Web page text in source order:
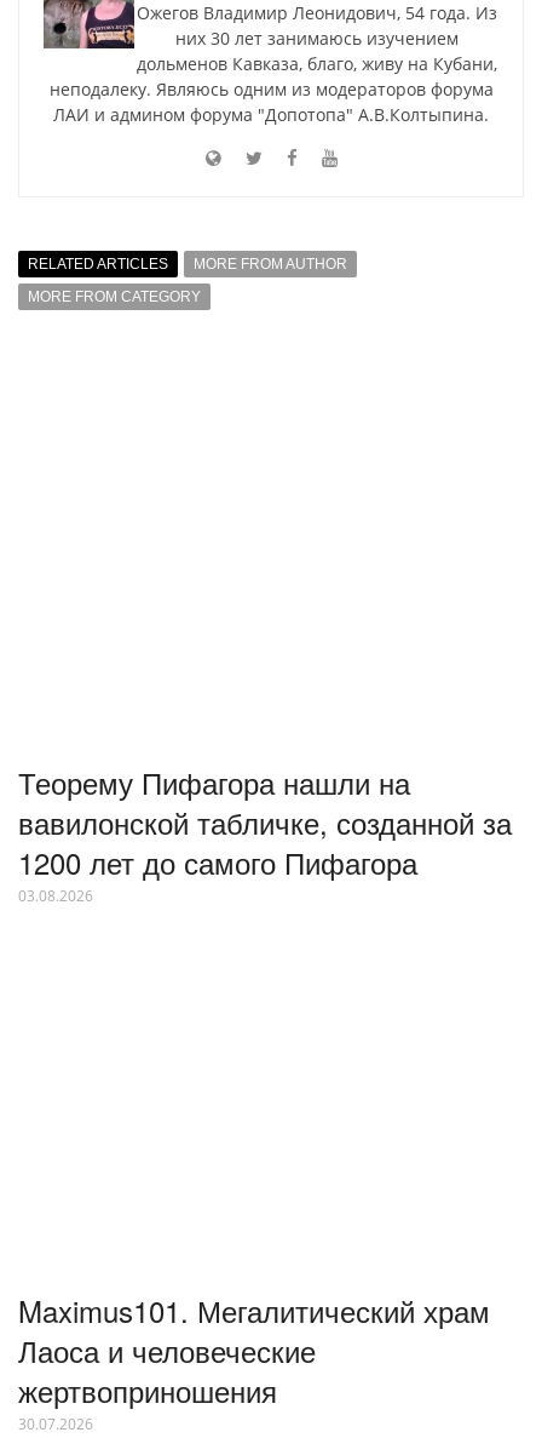
Ожегов Владимир Леонидович, 54 года. Из
них 30 лет занимаюсь изучением
дольменов Кавказа, благо, живу на Кубани,
неподалеку. Являюсь одним из модераторов форума
ЛАИ и админом форума "Допотопа" А.В.Колтыпина.
RELATED ARTICLES
MORE FROM AUTHOR
MORE FROM CATEGORY
Теорему Пифагора нашли на
вавилонской табличке, созданной за
1200 лет до самого Пифагора
03.08.2026
Maximus101. Мегалитический храм
Лаоса и человеческие
жертвоприношения
30.07.2026